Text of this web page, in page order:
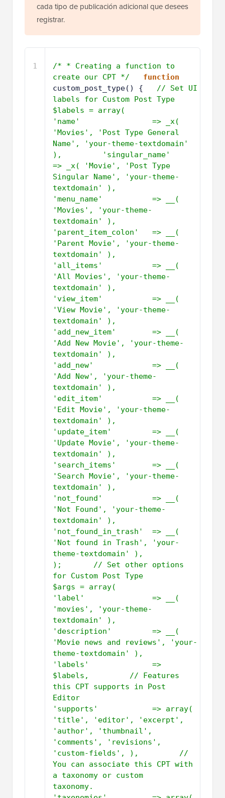
cada tipo de publicación adicional que desees
registrar.
1
/* * Creating a function to
create our CPT */
function
custom_post_type() { // Set UI
labels for Custom Post Type
$labels = array(
'name'                => _x(
'Movies', 'Post Type General
Name', 'your-theme-textdomain'
),         'singular_name'
=> _x( 'Movie', 'Post Type
Singular Name', 'your-theme-
textdomain' ),
'menu_name'           => __(
'Movies', 'your-theme-
textdomain' ),
'parent_item_colon'   => __(
'Parent Movie', 'your-theme-
textdomain' ),
'all_items'           => __(
'All Movies', 'your-theme-
textdomain' ),
'view_item'           => __(
'View Movie', 'your-theme-
textdomain' ),
'add_new_item'        => __(
'Add New Movie', 'your-theme-
textdomain' ),
'add_new'             => __(
'Add New', 'your-theme-
textdomain' ),
'edit_item'           => __(
'Edit Movie', 'your-theme-
textdomain' ),
'update_item'         => __(
'Update Movie', 'your-theme-
textdomain' ),
'search_items'        => __(
'Search Movie', 'your-theme-
textdomain' ),
'not_found'           => __(
'Not Found', 'your-theme-
textdomain' ),
'not_found_in_trash'  => __(
'Not found in Trash', 'your-
theme-textdomain' ),
);       // Set other options
for Custom Post Type
$args = array(
'label'               => __(
'movies', 'your-theme-
textdomain' ),
'description'         => __(
'Movie news and reviews', 'your-
theme-textdomain' ),
'labels'              =>
$labels,         // Features
this CPT supports in Post
Editor
'supports'            => array(
'title', 'editor', 'excerpt',
'author', 'thumbnail',
'comments', 'revisions',
'custom-fields', ),         //
You can associate this CPT with
a taxonomy or custom
taxonomy.